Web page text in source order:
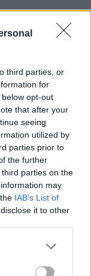
third parties, or
for
opt-out
that after your
seeing
utilized by
parties prior to
the further
parties on the
may
IAB’s List of
it to other
or more Google
may click to
Σόμμερ:
τον